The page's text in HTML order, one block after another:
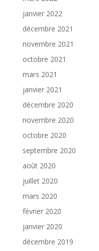
janvier 2022
décembre 2021
novembre 2021
octobre 2021
mars 2021
janvier 2021
décembre 2020
novembre 2020
octobre 2020
septembre 2020
août 2020
juillet 2020
mars 2020
février 2020
janvier 2020
décembre 2019